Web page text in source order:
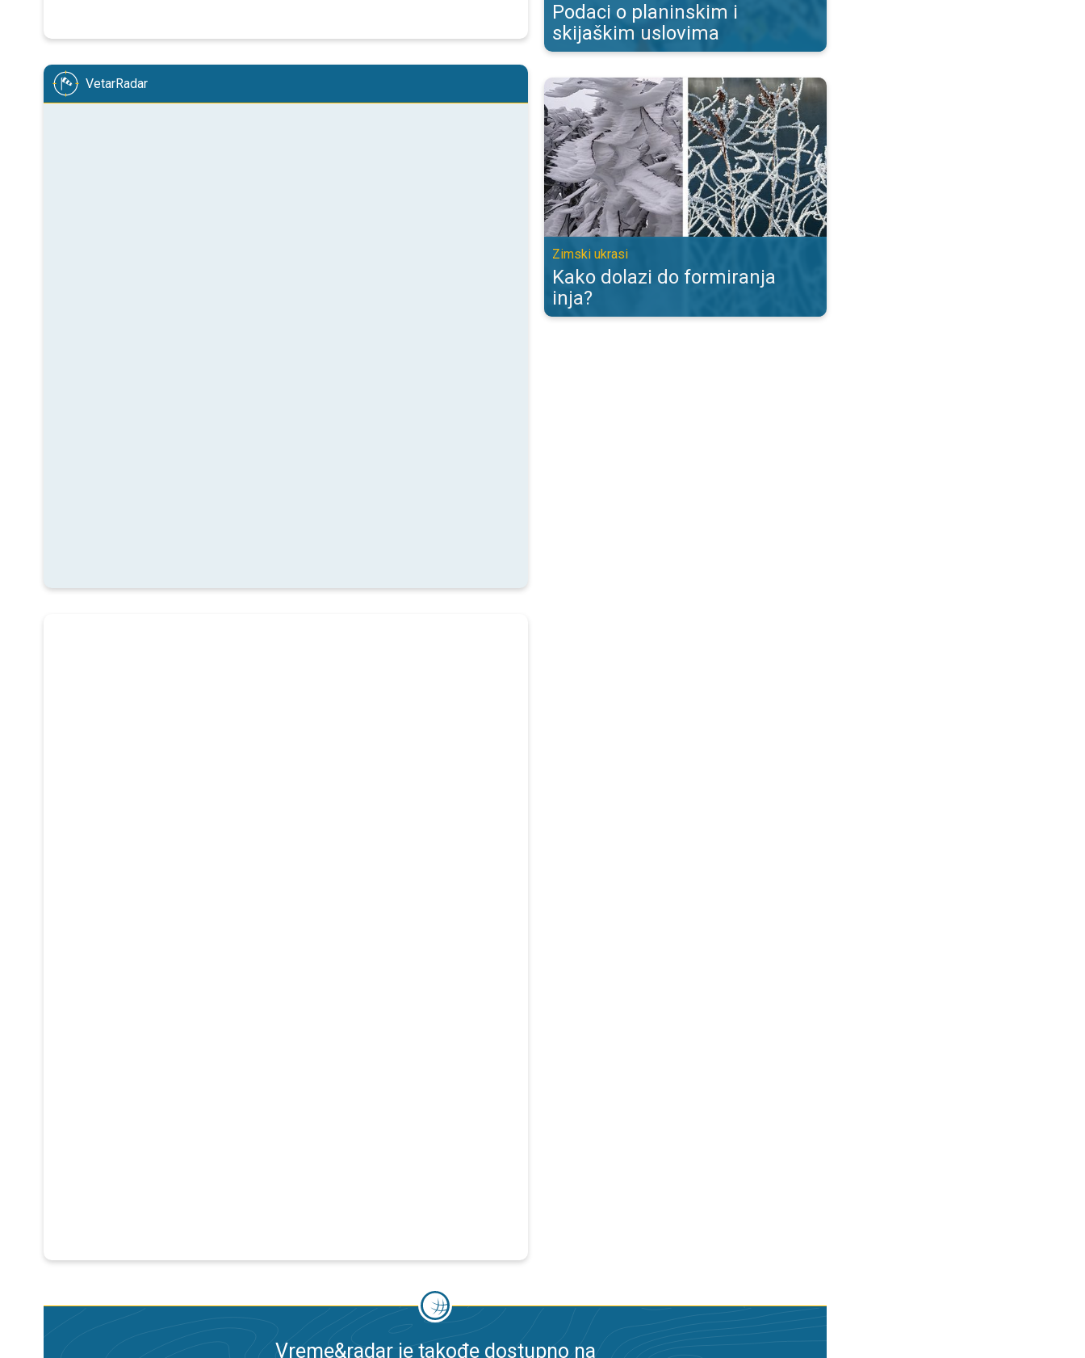
VetarRadar
Podaci o planinskim i
skijaškim uslovima
Kako dolazi do formiranja inja?. Zimski ukrasi. . .
Zimski ukrasi
Kako dolazi do formiranja
inja?
Vreme&radar je takođe dostupno na